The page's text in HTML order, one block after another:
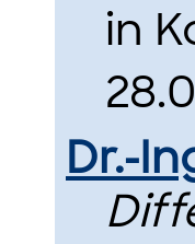
in
Dr.-